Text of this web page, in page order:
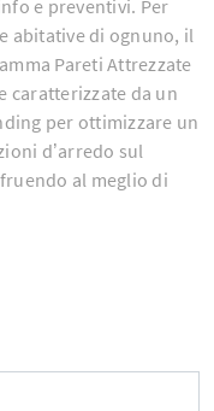
e preventivi. Per
abitative di ognuno, il
Pareti Attrezzate
caratterizzate da un
per ottimizzare un
d’arredo sul
al meglio di